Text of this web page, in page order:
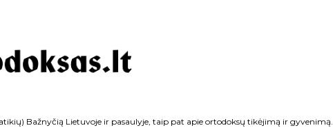
Bažnyčią Lietuvoje ir pasaulyje, taip pat apie ortodoksų tikėjimą ir gyvenimą.